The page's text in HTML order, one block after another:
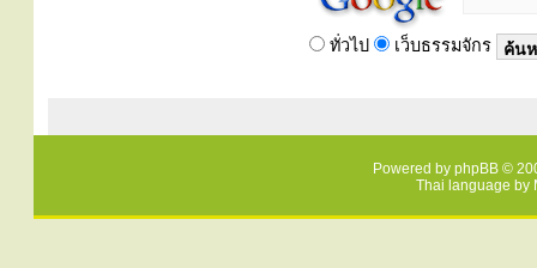
ทั่วไป เว็บธรรมจักร
Powered by phpBB ©
Thai language by